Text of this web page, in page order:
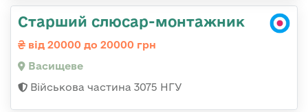
Старший слюсар-монтажник
від 20000 до 20000 грн
Васищеве
Військова частина 3075 НГУ